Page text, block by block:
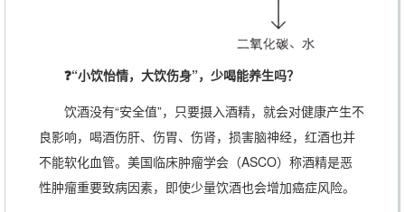
❓“小饮怡情，大饮伤身”，少喝能养生吗？
饮酒没有“安全值”，只要摄入酒精，就会对健康产生不
良影响，喝酒伤肝、伤胃、伤肾，损害脑神经，红酒也并
不能软化血管。美国临床肿瘤学会（ASCO）称酒精是恶
性肿瘤重要致病因素，即使少量饮酒也会增加癌症风险。